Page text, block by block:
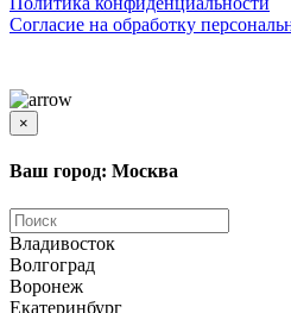
Согласиe на обработку
×
Ваш город: Москва
Владивосток
Волгоград
Воронеж
Екатеринбург